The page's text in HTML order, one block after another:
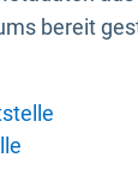
bereit